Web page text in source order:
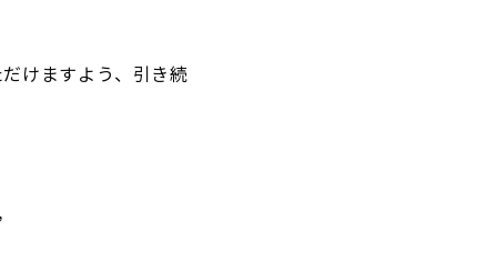
けますよう、引き続